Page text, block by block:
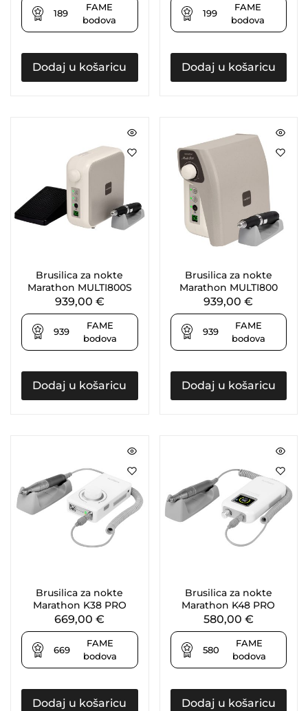
189
FAME
bodova
Dodaj u košaricu
199
FAME
bodova
Dodaj u košaricu
Brusilica za nokte
Marathon MULTI800S
939,00 €
939
FAME
bodova
Dodaj u košaricu
Brusilica za nokte
Marathon MULTI800
939,00€
939
FAME
bodova
Dodaj u košaricu
Brusilica za nokte
Marathon K38 PRO
669,00€
669
FAME
bodova
Dodaj u košaricu
Brusilica za nokte
Marathon K48 PRO
580,00 €
580
FAME
bodova
Dodaj u košaricu